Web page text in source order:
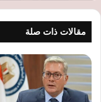
مقالات ذات صلة